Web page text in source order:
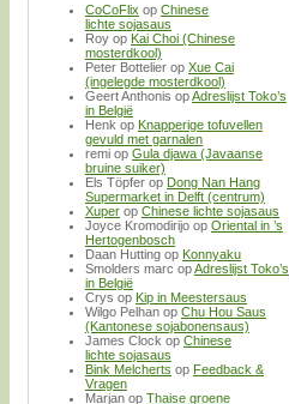
CoCoFlix op Chinese
lichte sojasaus
Roy op Kai Choi (Chinese
mosterdkool)
Peter Bottelier op Xue Cai
(ingelegde mosterdkool)
Geert Anthonis opAdreslijst Toko’s
in België
Henk op Knapperige tofuvellen
gevuld met garnalen
remi op Gula djawa (Javaanse
bruine suiker)
Els Töpfer op Dong Nan Hang
Supermarket in Delft (centrum)
Xuper op Chinese lichte sojasaus
Joyce Kromodirijo op Oriental in ’s
Hertogenbosch
Daan Hutting op Konnyaku
Smolders marc opAdreslijst Toko’s
in België
Crys op Kip in Meestersaus
Wilgo Pelhan op Chu Hou Saus
(Kantonese sojabonensaus)
James Clock op Chinese
lichte sojasaus
Bink Melcherts op Feedback &
Vragen
Marjan op Thaise groene